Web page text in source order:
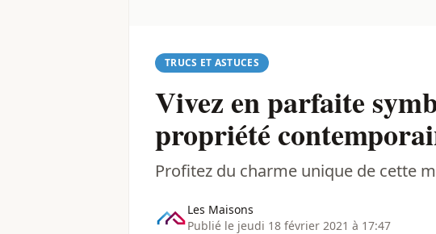
TRUCS ET ASTUCES
Vivez en parfaite
propriété
Profitez du charme unique de cette
Les Maisons
Publié le jeudi 18 février 2021 à 17:47